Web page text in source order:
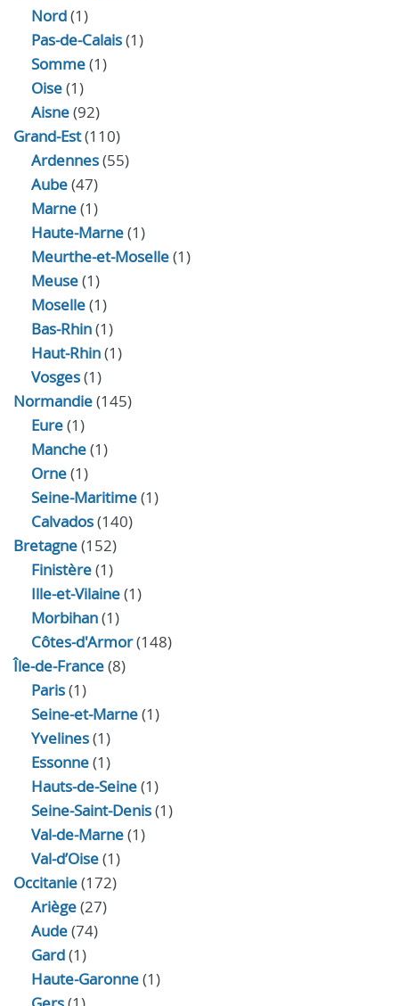
Nord(1)
Pas-de-Calais(1)
Somme(1)
Oise(1)
Aisne(92)
Grand-Est(110)
Ardennes(55)
Aube(47)
Marne(1)
Haute-Marne(1)
Meurthe-et-Moselle(1)
Meuse(1)
Moselle(1)
Bas-Rhin(1)
Haut-Rhin(1)
Vosges(1)
Normandie(145)
Eure(1)
Manche(1)
Orne(1)
Seine-Maritime(1)
Calvados(140)
Bretagne(152)
Finistère(1)
Ille-et-Vilaine(1)
Morbihan(1)
Côtes-d'Armor(148)
Île-de-France(8)
Paris(1)
Seine-et-Marne(1)
Yvelines(1)
Essonne(1)
Hauts-de-Seine(1)
Seine-Saint-Denis(1)
Val-de-Marne(1)
Val-d’Oise(1)
Occitanie(172)
Ariège(27)
Aude(74)
Gard(1)
Haute-Garonne(1)